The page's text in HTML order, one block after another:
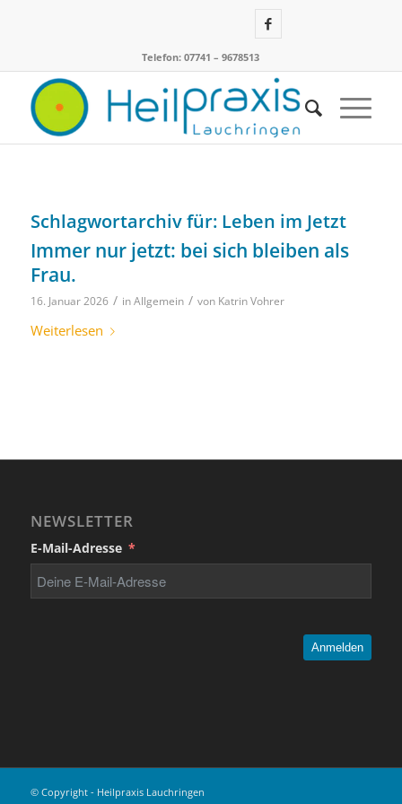
Telefon: 07741 – 9678513
Schlagwortarchiv für: Leben im Jetzt
Immer nur jetzt: bei sich bleiben als
Frau.
16. Januar 2026 / inAllgemein / von Katrin Vohrer
Weiterlesen
NEWSLETTER
E-Mail-Adresse
Anmelden
© Copyright - Heilpraxis Lauchringen